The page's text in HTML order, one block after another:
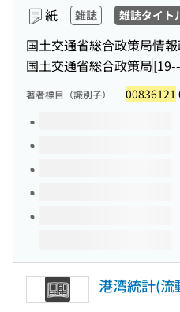
紙 雑誌 雑誌タイト
国土交通省総合政策局情
国土交通省総合政策局
著者標目（識別子） 00836121
このタイトルの巻号
港湾統計(流